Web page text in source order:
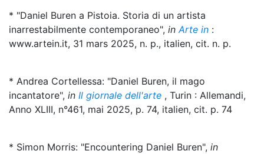
* "Daniel Buren a Pistoia. Storia di un artista
inarrestabilmente contemporaneo", in Arte in :
www.artein.it, 31 mars 2025, n. p., italien, cit. n. p.
* Andrea Cortellessa: "Daniel Buren, il mago
incantatore", in Il giornale dell'arte , Turin : Allemandi,
Anno XLIII, n°461, mai 2025, p. 74, italien, cit. p. 74
* Simon Morris: "Encountering Daniel Buren", in